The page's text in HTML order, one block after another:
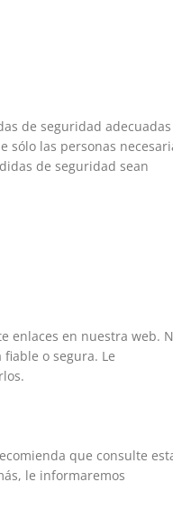
de seguridad adecuadas
sólo las personas
de seguridad sean
enlaces en nuestra web.
o segura. Le
que consulte
le informaremos